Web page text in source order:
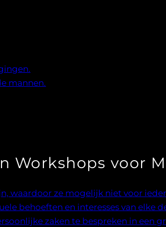
mannen.
Workshops voor
waardoor ze mogelijk niet voor
behoeften en interesses van elke
zaken te bespreken in een